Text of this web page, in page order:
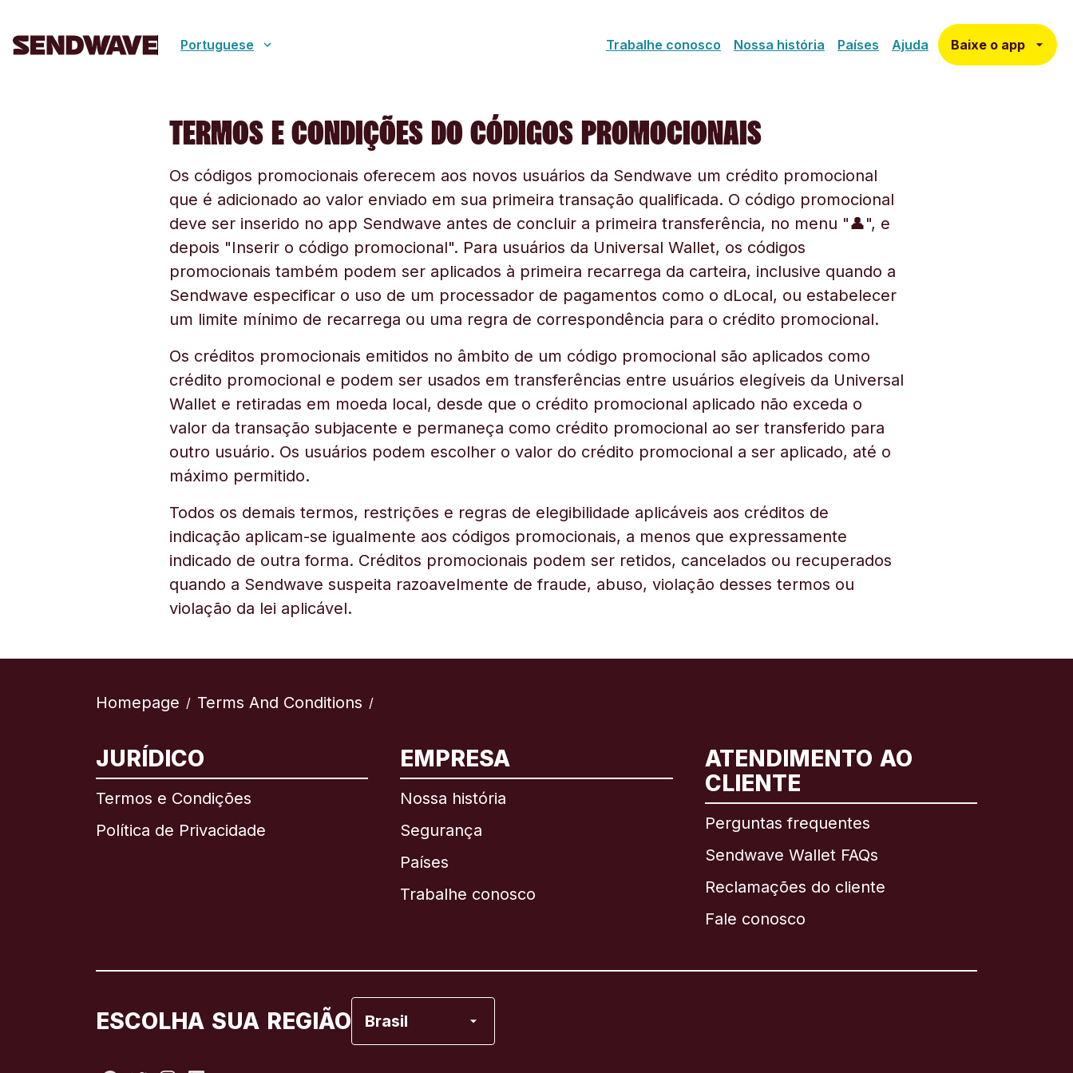
Portuguese Trabalhe conosco Nossa história Países Ajuda Baixe o app
TERMOS E CONDIÇÕES DO CÓDIGOS PROMOCIONAIS
Os códigos promocionais oferecem aos novos usuários da Sendwave um crédito promocional
que é adicionado ao valor enviado em sua primeira transação qualificada. O código promocional
deve ser inserido no app Sendwave antes de concluir a primeira transferência, no menu "👤", e
depois "Inserir o código promocional". Para usuários da Universal Wallet, os códigos
promocionais também podem ser aplicados à primeira recarrega da carteira, inclusive quando a
Sendwave especificar o uso de um processador de pagamentos como o dLocal, ou estabelecer
um limite mínimo de recarrega ou uma regra de correspondência para o crédito promocional.
Os créditos promocionais emitidos no âmbito de um código promocional são aplicados como
crédito promocional e podem ser usados em transferências entre usuários elegíveis da Universal
Wallet e retiradas em moeda local, desde que o crédito promocional aplicado não exceda o
valor da transação subjacente e permaneça como crédito promocional ao ser transferido para
outro usuário. Os usuários podem escolher o valor do crédito promocional a ser aplicado, até o
máximo permitido.
Todos os demais termos, restrições e regras de elegibilidade aplicáveis aos créditos de
indicação aplicam-se igualmente aos códigos promocionais, a menos que expressamente
indicado de outra forma. Créditos promocionais podem ser retidos, cancelados ou recuperados
quando a Sendwave suspeita razoavelmente de fraude, abuso, violação desses termos ou
violação da lei aplicável.
Homepage / Terms And Conditions /
JURÍDICO
Termos e Condições
Política de Privacidade
EMPRESA
Nossa história
Segurança
Países
Trabalhe conosco
ATENDIMENTO AO
CLIENTE
Perguntas frequentes
Sendwave Wallet FAQs
Reclamações do cliente
Fale conosco
ESCOLHA SUA REGIÃO Brasil
Internacional English